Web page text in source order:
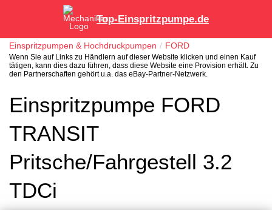
Top-Einspritzpumpe.de
Einspritzpumpen & Hochdruckpumpen FORD
Wenn Sie auf Links zu Händlern auf dieser Website klicken und einen Kauf
tätigen, kann dies dazu führen, dass diese Website eine Provision erhält. Zu
den Partnerschaften gehört u.a. das eBay-Partner-Netzwerk.
Einspritzpumpe FORD
TRANSIT
Pritsche/Fahrgestell 3.2
TDCi